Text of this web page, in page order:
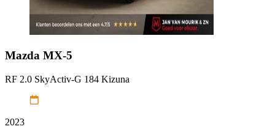
Mazda MX-5
RF 2.0 SkyActiv-G 184 Kizuna
2023